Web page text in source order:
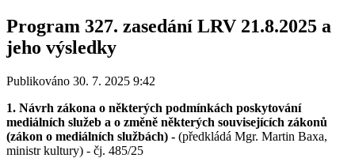
Program 327. zasedání LRV 21.8.2025 a
jeho výsledky
Publikováno 30. 7. 2025 9:42
1. Návrh zákona o některých podmínkách poskytování
mediálních služeb a o změně některých souvisejících zákonů
(zákon o mediálních službách) - (předkládá Mgr. Martin Baxa,
ministr kultury) - čj. 485/25